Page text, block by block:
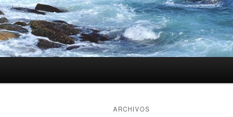
ARCHIVOS